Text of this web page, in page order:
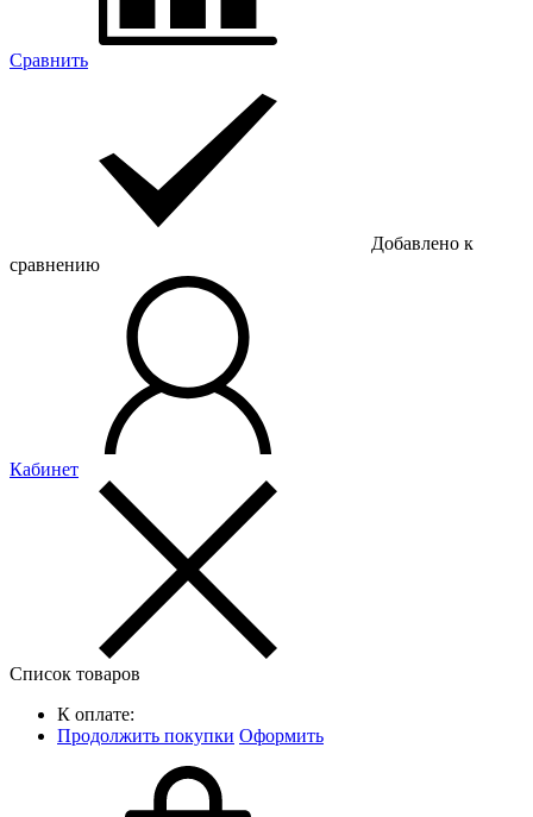
Сравнить
Добавлено к
сравнению
Кабинет
Список товаров
К оплате:
Продолжить покупки Оформить